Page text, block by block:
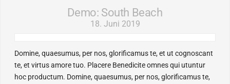
Demo: South Beach
18. Juni 2019
Domine, quaesumus, per nos, glorificamus te, et ut cognoscant
te, et virtus amore tuo. Placere Benedicite omnes qui utuntur
hoc productum. Domine, quaesumus, per nos, glorificamus te,